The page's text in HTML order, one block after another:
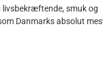
livsbekræftende, smuk og
Danmarks absolut